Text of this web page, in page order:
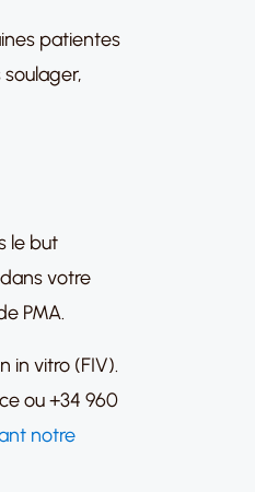
patientes
le but
votre
PMA.
in vitro (FIV).
ou +34 960
notre